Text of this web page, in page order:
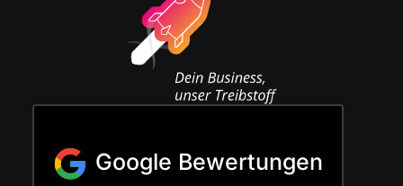
Google Bewertungen